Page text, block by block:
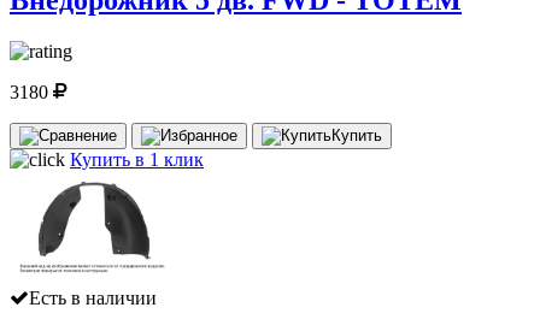
3180
Купить
Купить в 1 клик
Есть в наличии